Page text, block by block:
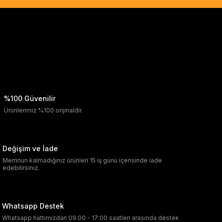
%100 Güvenilir
Ürünlerimiz %100 orijinaldir.
Değişim ve İade
Memnun kalmadığınız ürünleri 15 iş günü içerisinde iade
edebilirsiniz.
Whatsapp Destek
Whatsapp hattımızdan 09:00 - 17:00 saatleri arasında destek